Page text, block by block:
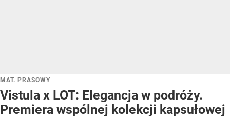
MAT. PRASOWY
Vistula x LOT: Elegancja w podróży.
Premiera wspólnej kolekcji kapsułowej